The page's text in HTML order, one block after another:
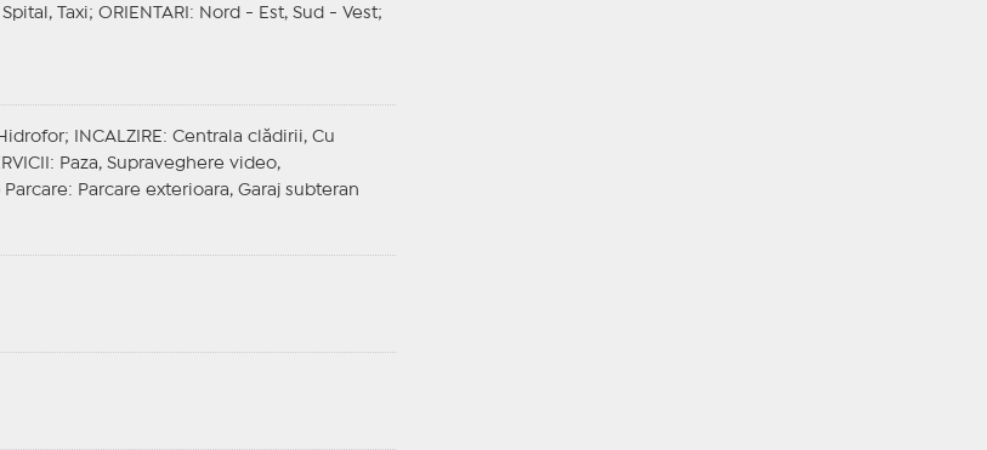
Taxi; ORIENTARI : Nord - Est, Sud - Vest;
INCALZIRE : Centrala clădirii, Cu
: Paza, Supraveghere video,
Parcare: Parcare exterioara, Garaj subteran